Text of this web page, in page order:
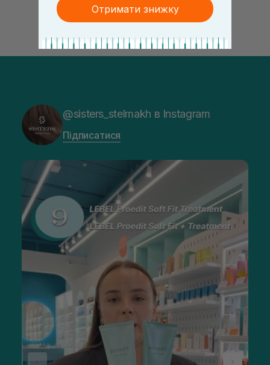
@sisters_stelmakh в Instagram
Підписатися
Отримати знижку